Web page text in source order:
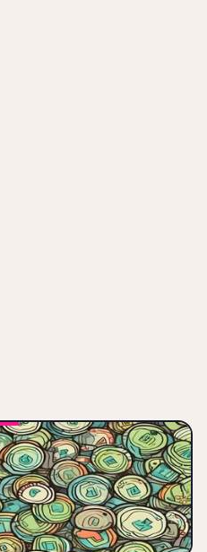
Microsoft 2026: Azure knackt
75 Mrd. $, KI-Copilot wächst,
Aktie bei 390 $. Aktuelle
Analyse mit konkreten Zahlen.